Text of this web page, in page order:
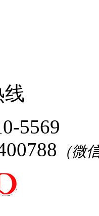
线
5569
（微